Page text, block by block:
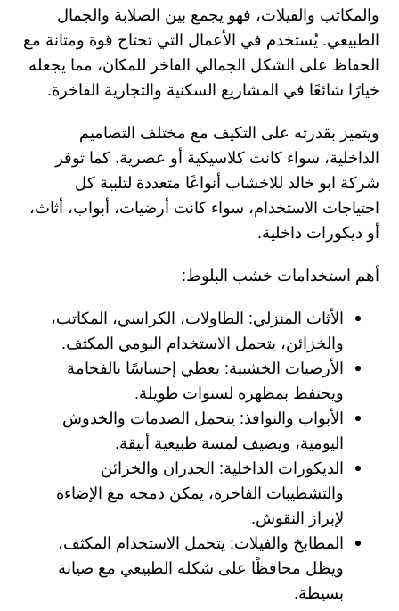
والمكاتب والفيلات، فهو يجمع بين الصلابة والجمال
الطبيعي. يُستخدم في الأعمال التي تحتاج قوة ومتانة مع
الحفاظ على الشكل الجمالي الفاخر للمكان، مما يجعله
خيارًا شائعًا في المشاريع السكنية والتجارية الفاخرة.
ويتميز بقدرته على التكيف مع مختلف التصاميم
الداخلية، سواء كانت كلاسيكية أو عصرية. كما توفر
شركة ابو خالد للاخشاب أنواعًا متعددة لتلبية كل
احتياجات الاستخدام، سواء كانت أرضيات، أبواب، أثاث،
أو ديكورات داخلية.
أهم استخدامات خشب البلوط:
الأثاث المنزلي: الطاولات، الكراسي، المكاتب،
والخزائن، يتحمل الاستخدام اليومي المكثف.
الأرضيات الخشبية: يعطي إحساسًا بالفخامة
ويحتفظ بمظهره لسنوات طويلة.
الأبواب والنوافذ: يتحمل الصدمات والخدوش
اليومية، ويضيف لمسة طبيعية أنيقة.
الديكورات الداخلية: الجدران والخزائن
والتشطيبات الفاخرة، يمكن دمجه مع الإضاءة
لإبراز النقوش.
المطابخ والفيلات: يتحمل الاستخدام المكثف،
ويظل محافظًا على شكله الطبيعي مع صيانة
بسيطة.